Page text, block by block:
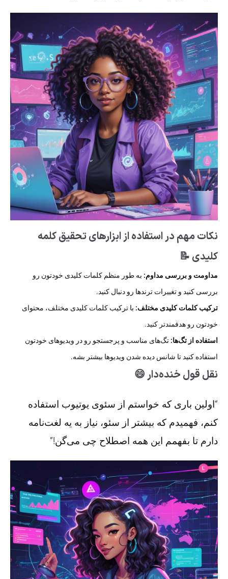
نکات مهم در استفاده از ابزارهای تحقیق کلمه
کلیدی 📝
مداومت و بررسی مداوم: به طور منظم کلمات کلیدی خودتون رو
بررسی کنید و تغییرات ترندها رو دنبال کنید.
ترکیب کلمات کلیدی مختلف: با ترکیب کلمات کلیدی مختلف، محتوای
خودتون رو هدفمندتر کنید.
استفاده از تگ‌ها: تگ‌های مناسب و پرجستجو رو در ویدیوهای خودتون
استفاده کنید تا شانس دیده شدن ویدیوها بیشتر بشه.
نقل قول خنده‌دار 😄
“اولین باری که خواستم از سئوی یوتیوب استفاده
کنم، فهمیدم که بیشتر از سئو، نیاز به یه لغت‌نامه
دارم تا بفهمم این همه اصطلاح چی می‌گن!”